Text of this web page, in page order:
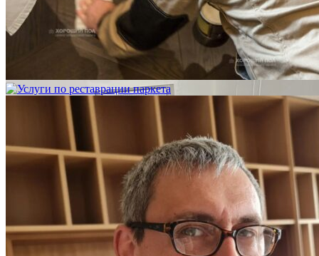
Блог
Интересные статьи о паркете Coswick
ВИДЕО-ИНСТРУКЦИЯ: Реставрация царапин. Полы,
покрытые маслом и твердым воском. Системы для локального
ремонта и восстановления
Читать полностью
02.02.2026
ПОЛЫ, ПОКРЫТЫЕ МАСЛОМ. РЕСТАВРАЦИЯ
НЕБОЛЬШИХ ПОТЕРТОСТЕЙ
Читать полностью
12.01.2026